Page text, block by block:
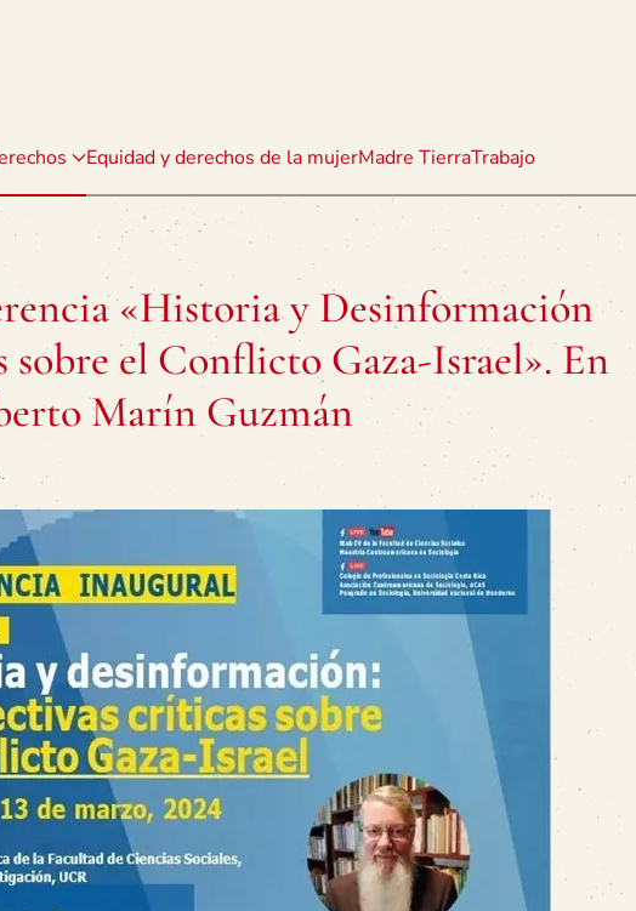
Equidad y derechos de la mujerMadre TierraTrabajo
«Historia y Desinformación
sobre el Conflicto Gaza-Israel». En
Marín Guzmán
.